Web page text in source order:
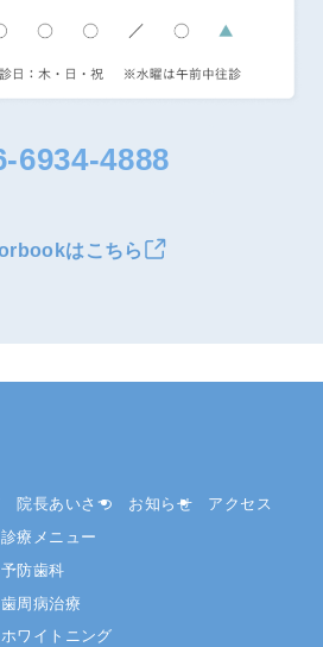
6934-4888
はこちら
院長あいさつ お知らせ
アクセス
診療メニュー
予防歯科
歯周病治療
ホワイトニング